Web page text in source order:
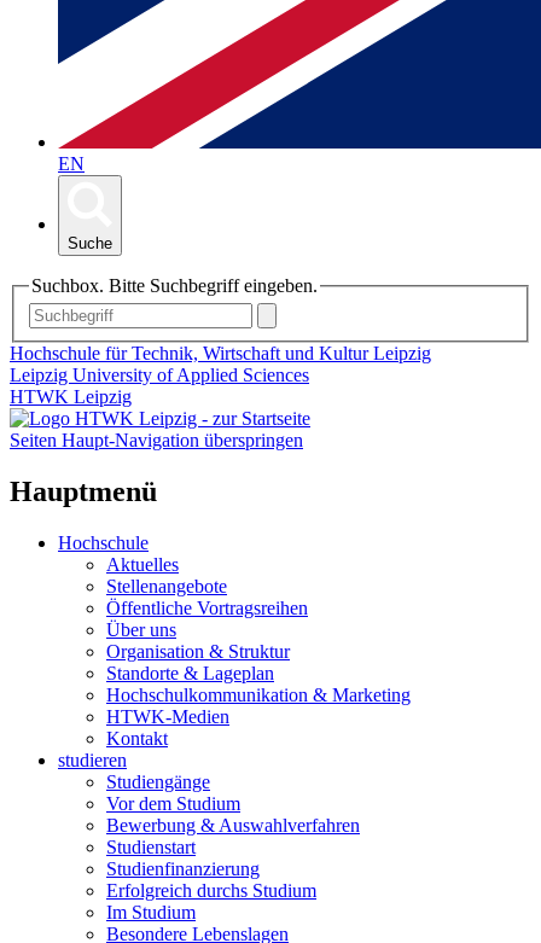
EN
Suche
Suchbox. Bitte Suchbegriff eingeben.
Hochschule für Technik, Wirtschaft und Kultur Leipzig
Leipzig University of Applied Sciences
HTWK Leipzig
Seiten Haupt-Navigation überspringen
Hauptmenü
Hochschule
Aktuelles
Stellenangebote
Öffentliche Vortragsreihen
Über uns
Organisation & Struktur
Standorte & Lageplan
Hochschulkommunikation & Marketing
HTWK-Medien
Kontakt
studieren
Studiengänge
Vor dem Studium
Bewerbung & Auswahlverfahren
Studienstart
Studienfinanzierung
Erfolgreich durchs Studium
Im Studium
Besondere Lebenslagen